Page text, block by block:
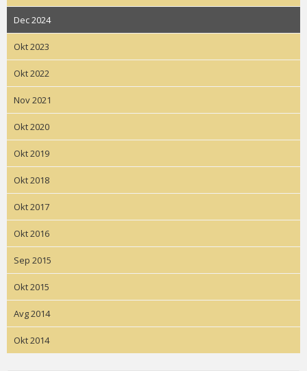
Dec 2024
Okt 2023
Okt 2022
Nov 2021
Okt 2020
Okt 2019
Okt 2018
Okt 2017
Okt 2016
Sep 2015
Okt 2015
Avg 2014
Okt 2014